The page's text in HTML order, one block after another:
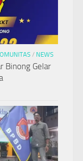
/ NEWS
Binong Gelar